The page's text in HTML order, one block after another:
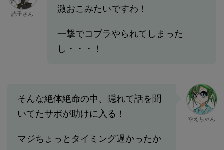
読子さん
激おこみたいですわ！
一撃でコブラやられてしまった
し・・・！
そんな絶体絶命の中、隠れて話を聞
いてたサボが助けに入る！
マジちょっとタイミング遅かったか
やえちゃん